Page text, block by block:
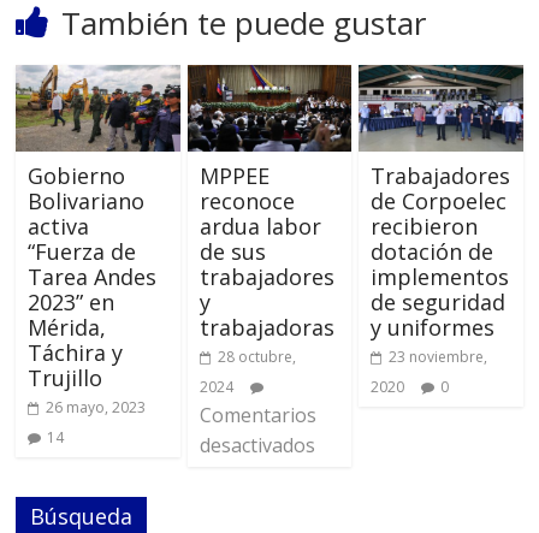
También te puede gustar
Gobierno
Bolivariano
activa
“Fuerza de
Tarea Andes
2023” en
Mérida,
Táchira y
Trujillo
26 mayo, 2023
14
MPPEE
reconoce
ardua labor
de sus
trabajadores
y
trabajadoras
28 octubre,
2024
Comentarios
desactivados
Trabajadores
de Corpoelec
recibieron
dotación de
implementos
de seguridad
y uniformes
23 noviembre,
2020
0
Búsqueda